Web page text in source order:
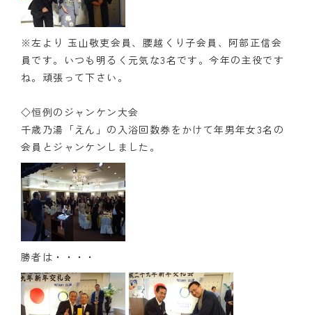
※左より 玉山敬吏会員、腰越くり子会員、阿部正信会
員です。いつも明るく元気な3名です。今年の主役です
ね。頑張って下さい。
◇恒例のジャンケン大会
千歳乃湯「えん」の入浴回数券をかけて年男年女3名の
会員とジャンケンしました。
勝者は・・・・